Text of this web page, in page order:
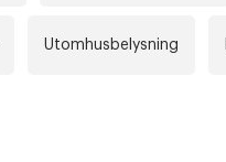
Utomhusbelysning